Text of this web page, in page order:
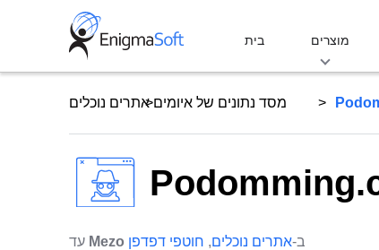
בית מוצרים
מסד נתונים של איומים אתרים נוכלים
Mezo ב-אתרים נוכלים, חוטפי דפדפן